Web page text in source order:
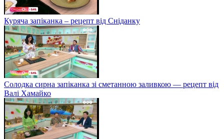
Куряча запіканка – рецепт від Сніданку
Солодка сирна запіканка зі сметанною заливкою — рецепт від
Валі Хамайко